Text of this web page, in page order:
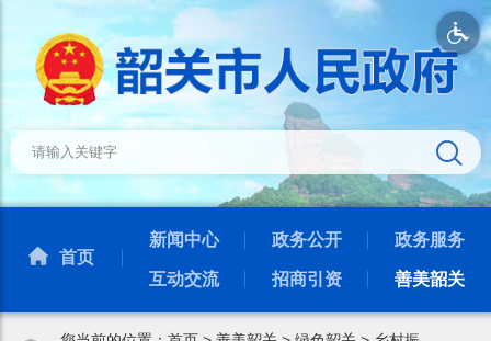
首页
新闻中心 政务公开 政务服务
互动交流 招商引资 善美韶关